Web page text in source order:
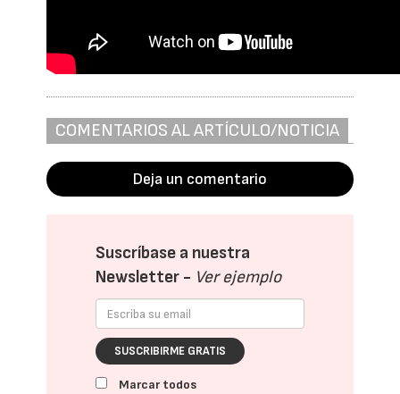
COMENTARIOS AL ARTÍCULO/NOTICIA
Deja un comentario
Suscríbase a nuestra
Newsletter - Ver ejemplo
SUSCRIBIRME GRATIS
Marcar todos